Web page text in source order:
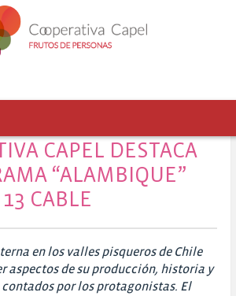
CAPEL DESTACA
“ALAMBIQUE”
CABLE
en los valles pisqueros de Chile
aspectos de su producción, historia y
por los protagonistas. El